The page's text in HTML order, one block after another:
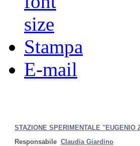
Stampa
E-mail
STAZIONE SPERIMENTALE "EUGENIO
Responsabile Claudia Giardino